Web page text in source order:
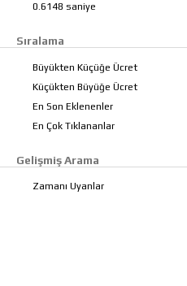
0.6148 saniye
Sıralama
Büyükten Küçüğe Ücret
Küçükten Büyüğe Ücret
En Son Eklenenler
En Çok Tıklananlar
Gelişmiş Arama
Zamanı Uyanlar